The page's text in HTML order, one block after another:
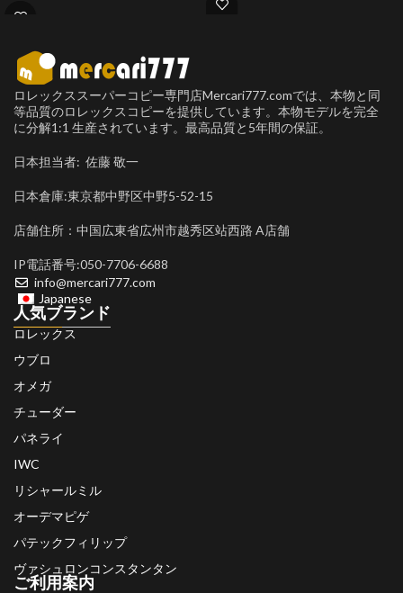
ロレックススーパーコピー専門店Mercari777.comでは、本物と同
等品質のロレックスコピーを提供しています。本物モデルを完全
に分解1:1 生産されています。最高品質と5年間の保証。
日本担当者: 佐藤 敬一
日本倉庫:東京都中野区中野5-52-15
店舗住所：中国広東省広州市越秀区站西路 A店舗
IP電話番号:050-7706-6688
info@mercari777.com
Japanese
人気ブランド
ロレックス
ウブロ
オメガ
チューダー
パネライ
IWC
リシャールミル
オーデマピゲ
パテックフィリップ
ヴァシュロンコンスタンタン
ご利用案内